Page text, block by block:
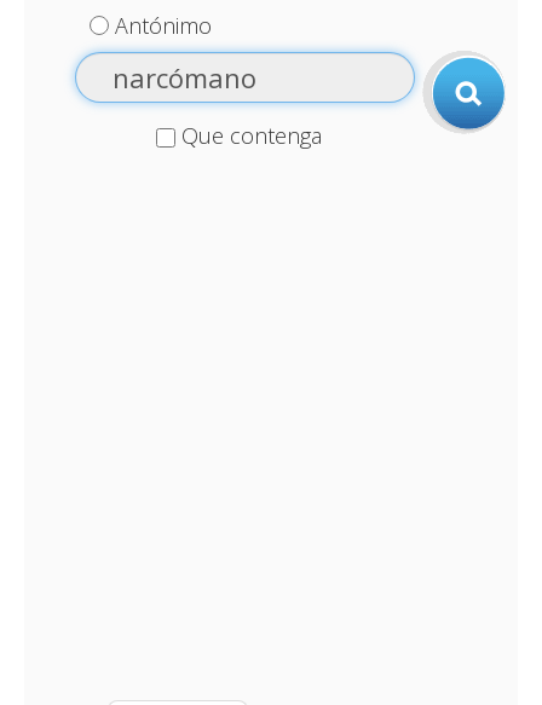
Antónimo
Que contenga